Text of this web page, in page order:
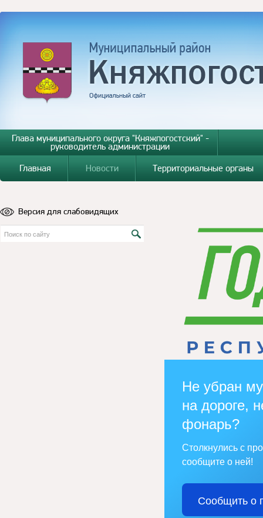
Глава муниципального округа "Княжпогостский" -
руководитель администрации
Главная
Новости Территориальные органы
Версия для слабовидящих
Не убран
на дороге,
фонарь?
Столкнулись с
сообщите о ней!
Сообщить о